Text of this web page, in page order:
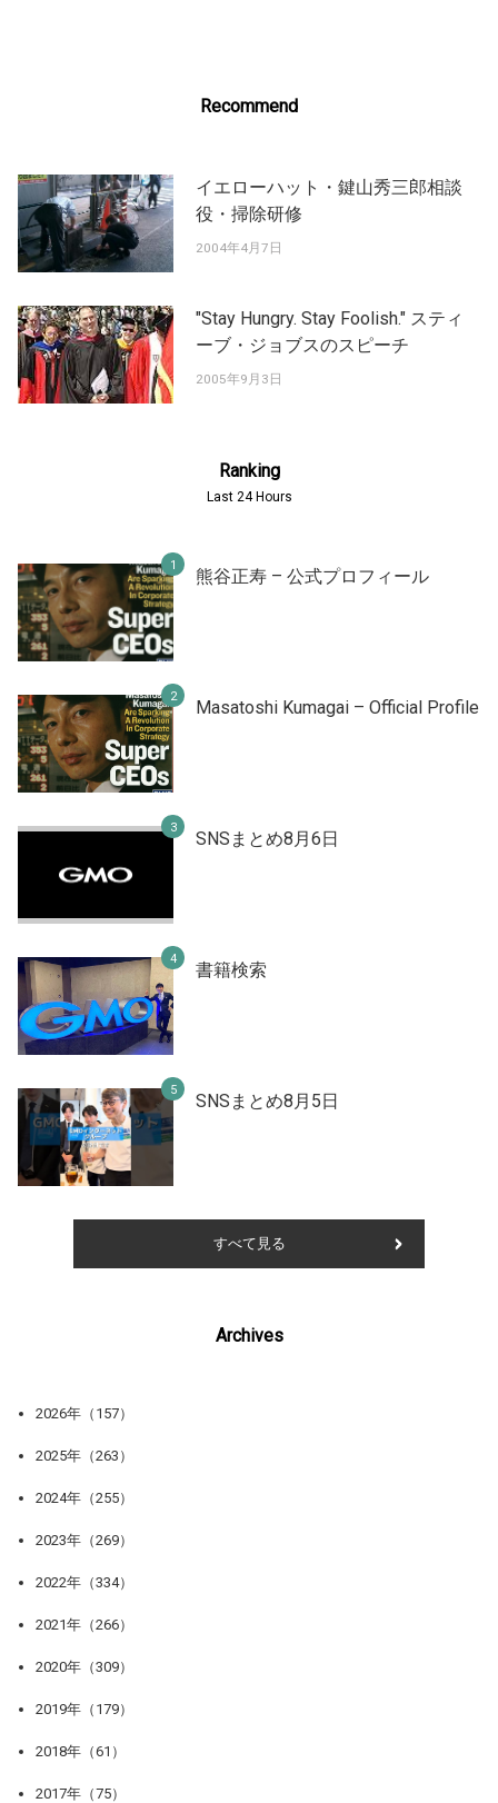
Recommend
イエローハット・鍵山秀三郎相談
役・掃除研修
2004年4月7日
"Stay Hungry. Stay Foolish." スティ
ーブ・ジョブスのスピーチ
2005年9月3日
Ranking
Last 24 Hours
熊谷正寿 – 公式プロフィール
Masatoshi Kumagai – Official Profile
SNSまとめ8月6日
書籍検索
SNSまとめ8月5日
すべて見る
Archives
2026年（157）
2025年（263）
2024年（255）
2023年（269）
2022年（334）
2021年（266）
2020年（309）
2019年（179）
2018年（61）
2017年（75）